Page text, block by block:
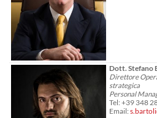
Dott. Stefano
Direttore
strategica
Personal
Tel: +39 348
Email: